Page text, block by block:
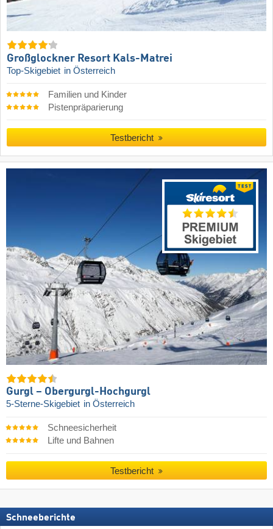
Großglockner Resort Kals-Matrei
Top-Skigebiet in Österreich
Familien und Kinder
Pistenpräparierung
Testbericht
Gurgl – Obergurgl-Hochgurgl
5-Sterne-Skigebiet in Österreich
Schneesicherheit
Lifte und Bahnen
Testbericht
Schneeberichte